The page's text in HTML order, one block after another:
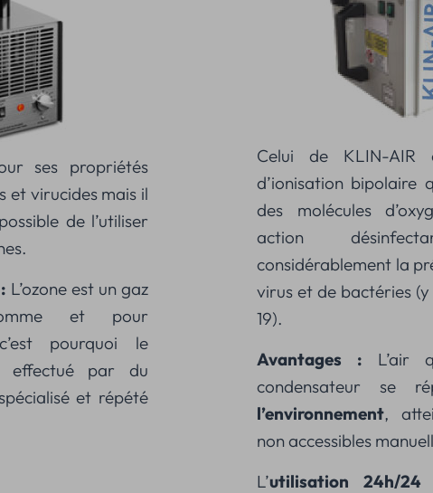
ses propriétés
et virucides mais il
de l’utiliser
L’ozone est un gaz
et pour
pourquoi le
effectué par du
et répété
Celui de KLIN-AIR
d’ionisation bipolaire
des molécules
action
considérablement la
virus et de bactéries
19).
Avantages : L’air
condensateur se
l’environnement,
non accessibles
L’utilisation 24h/24